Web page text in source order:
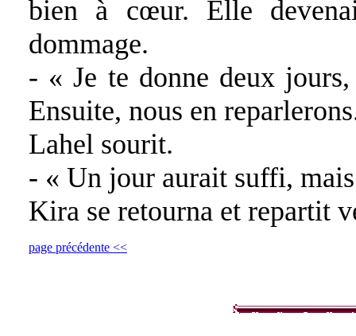
bien à cœur. Elle
dommage.
- « Je te donne deux
Ensuite, nous en
Lahel sourit.
- « Un jour aurait suffi,
Kira se retourna et repartit
page précédente <<